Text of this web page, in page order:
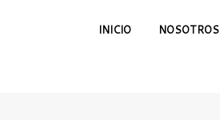
INICIO NOSOTROS